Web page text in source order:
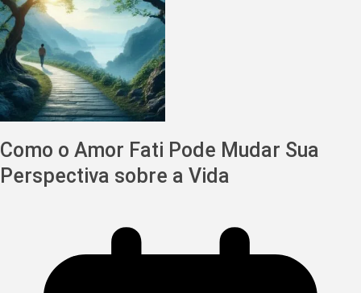
Como o Amor Fati Pode Mudar Sua
Perspectiva sobre a Vida